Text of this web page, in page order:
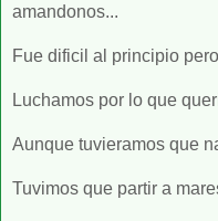
amandonos...
Fue dificil al principio
Luchamos por lo que
Aunque tuvieramos que
Tuvimos que partir a